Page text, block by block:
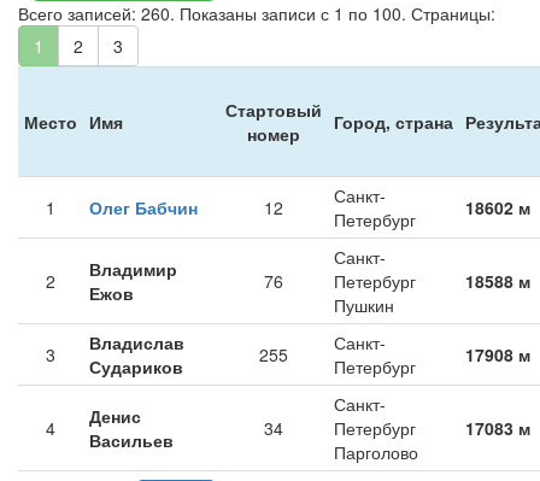
Всего записей: 260. Показаны записи с 1 по 100. Страницы:
1
2 3
Место Имя
Стартовый
номер
Город, страна
1 Олег Бабчин 12
Санкт-
Петербург
18602 м
2
Владимир
Ежов
76
Санкт-
Петербург
Пушкин
18588 м
3
Владислав
Судариков
255
Санкт-
Петербург
17908 м
4
Денис
Васильев
34
Санкт-
Петербург
Парголово
17083 м